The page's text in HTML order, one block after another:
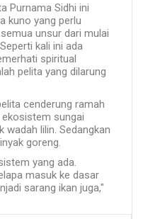
Purnama Sidhi ini
kuno yang perlu
unsur dari mulai
kali ini ada
spiritual
pelita yang dilarung
cenderung ramah
sungai
wadah lilin. Sedangkan
goreng.
yang ada.
masuk ke dasar
sarang ikan juga,"